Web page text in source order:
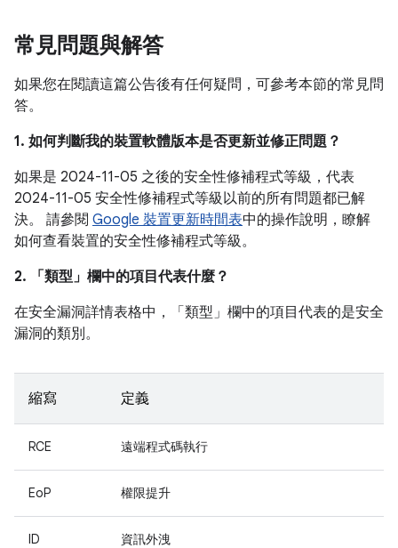
常見問題與解答
如果您在閱讀這篇公告後有任何疑問，可參考本節的常見問
答。
1. 如何判斷我的裝置軟體版本是否更新並修正問題？
如果是 2024-11-05 之後的安全性修補程式等級，代表
2024-11-05 安全性修補程式等級以前的所有問題都已解
決。 請參閱 Google 裝置更新時間表中的操作說明，瞭解
如何查看裝置的安全性修補程式等級。
2. 「類型」 欄中的項目代表什麼？
在安全漏洞詳情表格中，「類型」 欄中的項目代表的是安全
漏洞的類別。
縮寫 定義
RCE 遠端程式碼執行
EoP 權限提升
ID 資訊外洩